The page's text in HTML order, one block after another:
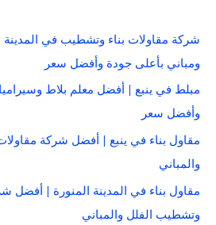
شركة مقاولات بناء وتشطيب في المدينة
ومباني بأعلى جودة وأفضل سعر
مبلط في ينبع | أفضل معلم بلاط
وأفضل سعر
مقاول بناء في ينبع | أفضل شركة
والمباني
مقاول بناء في المدينة المنورة | أفضل
وتشطيب الفلل والمباني